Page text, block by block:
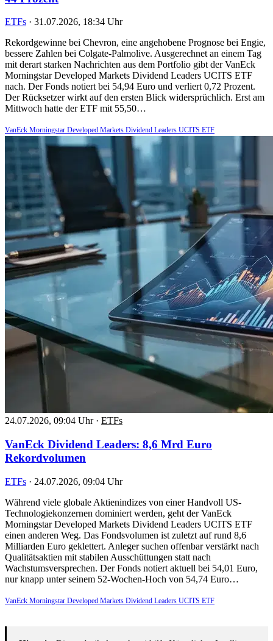
ETFs · 31.07.2026, 18:34 Uhr
Rekordgewinne bei Chevron, eine angehobene Prognose bei Engie,
bessere Zahlen bei Colgate-Palmolive. Ausgerechnet an einem Tag
mit derart starken Nachrichten aus dem Portfolio gibt der VanEck
Morningstar Developed Markets Dividend Leaders UCITS ETF
nach. Der Fonds notiert bei 54,94 Euro und verliert 0,72 Prozent.
Der Rücksetzer wirkt auf den ersten Blick widersprüchlich. Erst am
Mittwoch hatte der ETF mit 55,50…
VanEck Morningstar Developed Markets Dividend Leaders UCITS ETF
24.07.2026, 09:04 Uhr · ETFs
VanEck Dividend Leaders: 8,6 Mrd Euro
Rekordvolumen
ETFs · 24.07.2026, 09:04 Uhr
Während viele globale Aktienindizes von einer Handvoll US-
Technologiekonzernen dominiert werden, geht der VanEck
Morningstar Developed Markets Dividend Leaders UCITS ETF
einen anderen Weg. Das Fondsvolumen ist zuletzt auf rund 8,6
Milliarden Euro geklettert. Anleger suchen offenbar verstärkt nach
Qualitätsaktien mit stabilen Ausschüttungen statt nach
Wachstumsversprechen. Der Fonds notiert aktuell bei 54,01 Euro,
nur knapp unter seinem 52-Wochen-Hoch von 54,74 Euro…
VanEck Morningstar Developed Markets Dividend Leaders UCITS ETF